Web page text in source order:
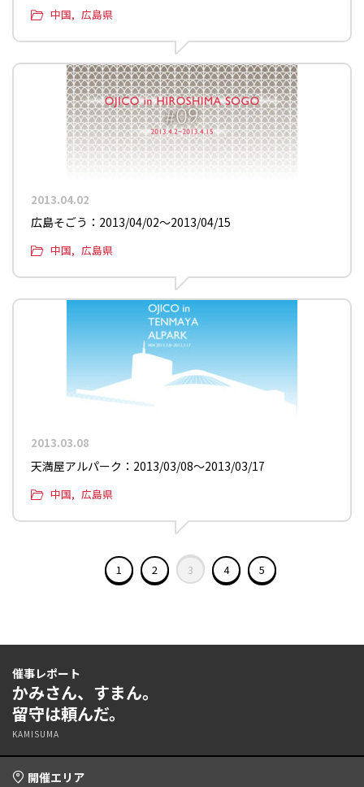
中国 広島県
2013.04.02
広島そごう：2013/04/02〜2013/04/15
中国 広島県
2013.03.08
天満屋アルパーク：2013/03/08〜2013/03/17
中国 広島県
1 2 3 4 5
催事レポート
かみさん、すまん。
留守は頼んだ。
KAMISUMA
開催エリア